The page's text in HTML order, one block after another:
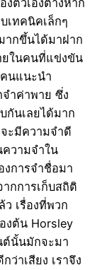
ทคนิคเล็กๆ
ากขึ้นได้มาฝาก
ยในคนที่แข่งขัน
นแนะนำ
ำค่าพาย ซึ่ง
กันเลยได้มาก
ะมีความจำดี
วามจำใน
การจำชื่อมา
กการเก็บสถิติ
เรื่องที่พวก
งต้น Horsley
ต์นั้นมักจะมา
ว่าเสียง เราจึง